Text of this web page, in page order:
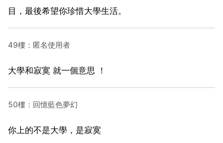
目，最後希望你珍惜大學生活。
49樓：匿名使用者
大學和寂寞 就一個意思 ！
50樓：回憶藍色夢幻
你上的不是大學，是寂寞